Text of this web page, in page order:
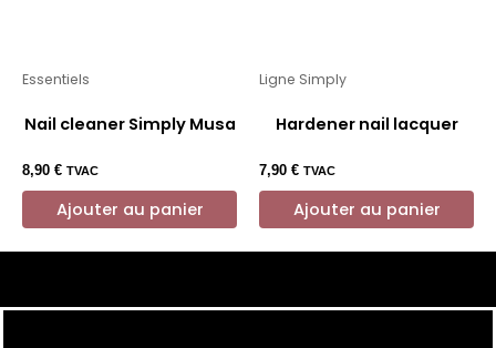
Essentiels
Nail cleaner Simply Musa
8,90 € TVAC
Ajouter au panier
Ligne Simply
Hardener nail lacquer
7,90 € TVAC
Ajouter au panier